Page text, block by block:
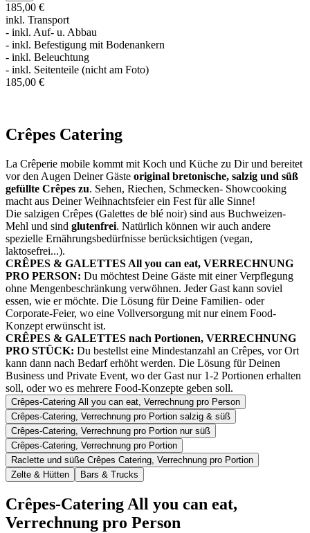
185,00 €
inkl. Transport
- inkl. Auf- u. Abbau
- inkl. Befestigung mit Bodenankern
- inkl. Beleuchtung
- inkl. Seitenteile (nicht am Foto)
185,00 €
Crêpes Catering
La Crêperie mobile kommt mit Koch und Küche zu Dir und bereitet
vor den Augen Deiner Gäste original bretonische, salzig und süß
gefüllte Crêpes zu. Sehen, Riechen, Schmecken- Showcooking
macht aus Deiner Weihnachtsfeier ein Fest für alle Sinne!
Die salzigen Crêpes (Galettes de blé noir) sind aus Buchweizen-
Mehl und sind glutenfrei. Natürlich können wir auch andere
spezielle Ernährungsbedürfnisse berücksichtigen (vegan,
laktosefrei...).
CRÊPES & GALETTES All you can eat, VERRECHNUNG
PRO PERSON: Du möchtest Deine Gäste mit einer Verpflegung
ohne Mengenbeschränkung verwöhnen. Jeder Gast kann soviel
essen, wie er möchte. Die Lösung für Deine Familien- oder
Corporate-Feier, wo eine Vollversorgung mit nur einem Food-
Konzept erwünscht ist.
CRÊPES & GALETTES nach Portionen, VERRECHNUNG
PRO STÜCK: Du bestellst eine Mindestanzahl an Crêpes, vor Ort
kann dann nach Bedarf erhöht werden. Die Lösung für Deinen
Business und Private Event, wo der Gast nur 1-2 Portionen erhalten
soll, oder wo es mehrere Food-Konzepte geben soll.
Crêpes-Catering All you can eat, Verrechnung pro Person
Crêpes-Catering, Verrechnung pro Portion salzig & süß
Crêpes-Catering, Verrechnung pro Portion nur süß
Crêpes-Catering, Verrechnung pro Portion
Raclette und süße Crêpes Catering, Verrechnung pro Portion
Zelte & Hütten
Bars & Trucks
Crêpes-Catering All you can eat,
Verrechnung pro Person